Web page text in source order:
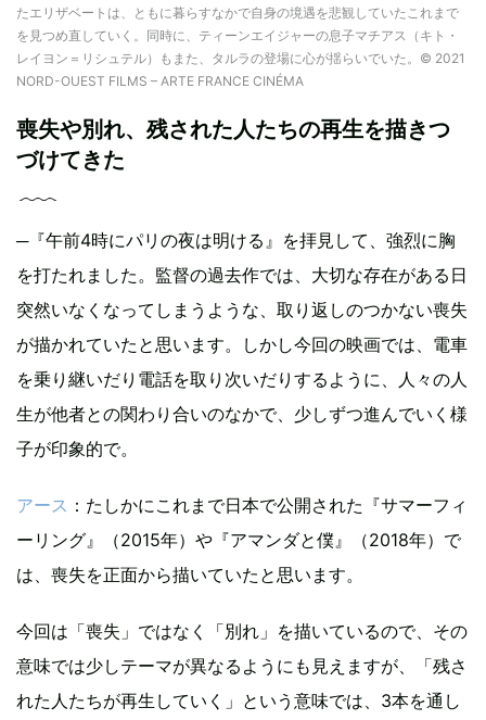
たエリザベートは、ともに暮らすなかで自身の境遇を悲観していたこれまで
を見つめ直していく。同時に、ティーンエイジャーの息子マチアス（キト・
レイヨン＝リシュテル）もまた、タルラの登場に心が揺らいでいた。© 2021
NORD-OUEST FILMS – ARTE FRANCE CINÉMA
喪失や別れ、残された人たちの再生を描きつ
づけてきた
─『午前4時にパリの夜は明ける』を拝見して、強烈に胸
を打たれました。監督の過去作では、大切な存在がある日
突然いなくなってしまうような、取り返しのつかない喪失
が描かれていたと思います。しかし今回の映画では、電車
を乗り継いだり電話を取り次いだりするように、人々の人
生が他者との関わり合いのなかで、少しずつ進んでいく様
子が印象的で。
アース ：たしかにこれまで日本で公開された『サマーフィ
ーリング』（2015年）や『アマンダと僕』（2018年）で
は、喪失を正面から描いていたと思います。
今回は「喪失」ではなく「別れ」を描いているので、その
意味では少しテーマが異なるようにも見えますが、「残さ
れた人たちが再生していく」という意味では、3本を通し